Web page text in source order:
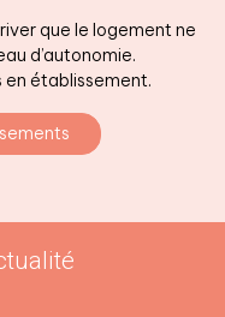
que le logement ne
d’autonomie.
en établissement.